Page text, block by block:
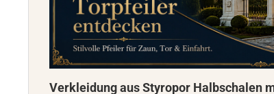
Verkleidung aus Styropor Halbschalen